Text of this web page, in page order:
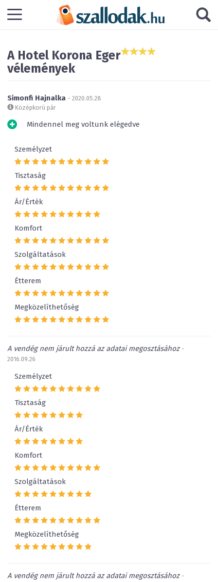
A Hotel Korona Eger
vélemények
Simonfi Hajnalka - 2020.05.28
Középkorú pár
Mindennel meg voltunk elégedve
Személyzet
Tisztaság
Ár/Érték
Komfort
Szolgáltatások
Étterem
Megközelíthetőség
A vendég nem járult hozzá az adatai megosztásához -
2016.09.26
Személyzet
Tisztaság
Ár/Érték
Komfort
Szolgáltatások
Étterem
Megközelíthetőség
A vendég nem járult hozzá az adatai megosztásához -